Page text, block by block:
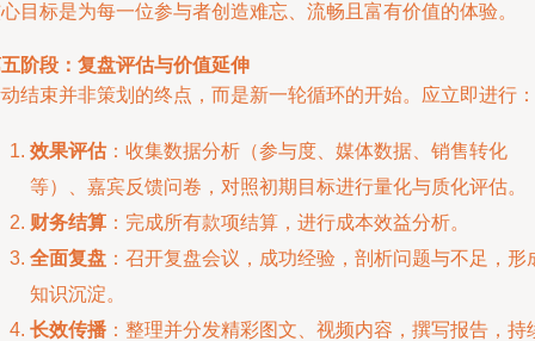
目标是为每一位参与者创造难忘、流畅且富有价值的体验。
阶段：复盘评估与价值延伸
结束并非策划的终点，而是新一轮循环的开始。应立即进行：
效果评估：收集数据分析（参与度、媒体数据、销售转化
等）、嘉宾反馈问卷，对照初期目标进行量化与质化评估。
财务结算 ：完成所有款项结算，进行成本效益分析。
全面复盘 ：召开复盘会议，成功经验，剖析问题与不足，形
知识沉淀。
长效传播 ：整理并分发精彩图文、视频内容，撰写报告，持